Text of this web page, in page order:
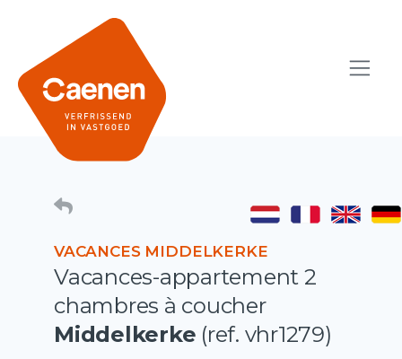
VACANCES MIDDELKERKE
Vacances-appartement 2
chambres à coucher
Middelkerke (ref. vhr1279)